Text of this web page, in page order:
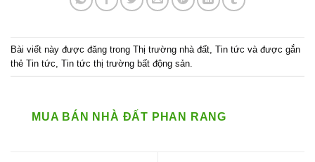
Bài viết này được đăng trong Thị trường nhà đất Tin tức và được gắn
thẻ Tin tức Tin tức thị trường bất động sản
MUA BÁN NHÀ ĐẤT PHAN RANG